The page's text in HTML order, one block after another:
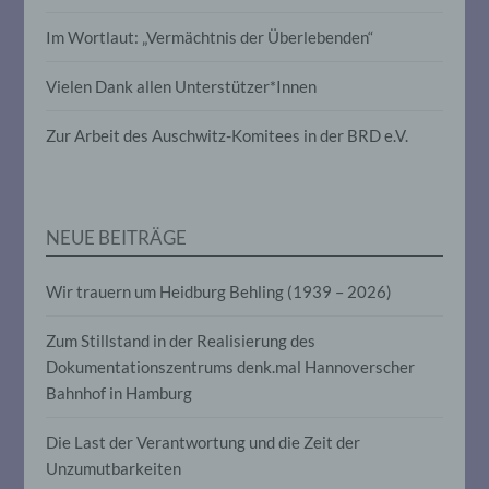
Im Wortlaut: „Vermächtnis der Überlebenden“
Vielen Dank allen Unterstützer*Innen
Zur Arbeit des Auschwitz-Komitees in der BRD e.V.
NEUE BEITRÄGE
Wir trauern um Heidburg Behling (1939 – 2026)
Zum Stillstand in der Realisierung des
Dokumentationszentrums denk.mal Hannoverscher
Bahnhof in Hamburg
Die Last der Verantwortung und die Zeit der
Unzumutbarkeiten
die darin besteht, dass diese
werden, um bestimmte persönliche
insbesondere, um Aspekte bezüglich
natürlichen Person zu analysieren oder
vorherzusagen.
Pseudonymisierung ist die Verarbeitung
personenbezogener Daten in einer Weise,
ohne Hinzuziehung zusätzlicher
Informationen nicht mehr einer
spezifischen betroffenen Person